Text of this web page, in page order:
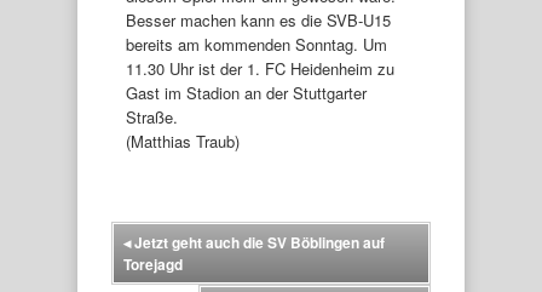
Besser machen kann es die SVB-U15
bereits am kommenden Sonntag. Um
11.30 Uhr ist der 1. FC Heidenheim zu
Gast im Stadion an der Stuttgarter
Straße.
(Matthias Traub)
◂Jetzt geht auch die SV Böblingen auf
Torejagd